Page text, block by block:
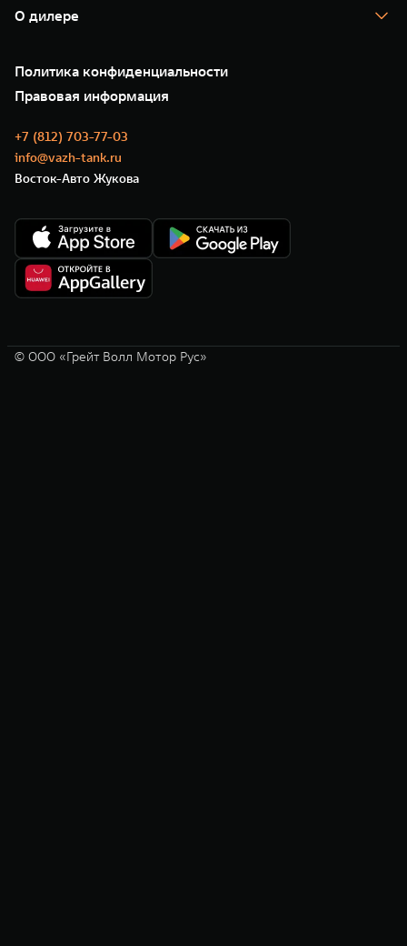
Корпоративным клиентам
Зарядные станции
Помощь на дороге
Новые цифровые сервисы TANK
Сервис
Нулевое ТО
Моторные масла
О дилере
35 лет GWM
GWM ТЕХ ДЕНЬ
Новости
Политика конфиденциальности
Правовая информация
+7 (812) 703-77-03
info@vazh-tank.ru
Восток-Авто Жукова
© ООО «Грейт Волл Мотор Рус»